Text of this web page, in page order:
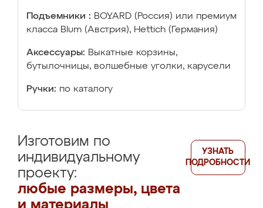
Подъемники : BOYARD (Россия) или премиум
класса Blum (Австрия), Hettich (Германия)
Аксессуары: Выкатные корзины,
бутылочницы, волшебные уголки, карусели
Ручки: по каталогу
Изготовим по
индивидуальному
проекту:
любые размеры, цвета
и материалы
УЗНАТЬ
ПОДРОБНОСТИ